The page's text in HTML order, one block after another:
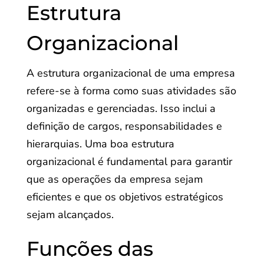
Estrutura
Organizacional
A estrutura organizacional de uma empresa
refere-se à forma como suas atividades são
organizadas e gerenciadas. Isso inclui a
definição de cargos, responsabilidades e
hierarquias. Uma boa estrutura
organizacional é fundamental para garantir
que as operações da empresa sejam
eficientes e que os objetivos estratégicos
sejam alcançados.
Funções das